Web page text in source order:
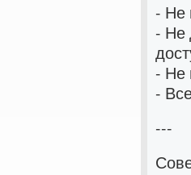
- Не
- Не
- Не
-
---